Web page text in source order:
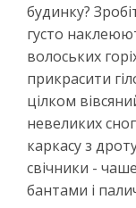
будинку?
густо
волоських
прикрасити
цілком
невеликих
каркасу з
свічники -
бантами і